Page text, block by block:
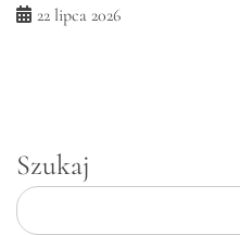
22 lipca 2026
Szukaj